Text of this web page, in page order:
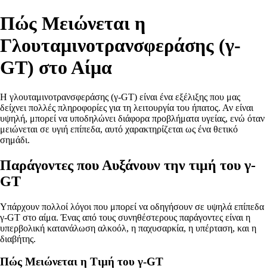
Πώς Μειώνεται η
Γλουταμινοτρανσφεράσης (γ-
GT) στο Αίμα
Η γλουταμινοτρανσφεράσης (γ-GT) είναι ένα εξέλιξης που μας
δείχνει πολλές πληροφορίες για τη λειτουργία του ήπατος. Αν είναι
υψηλή, μπορεί να υποδηλώνει διάφορα προβλήματα υγείας, ενώ όταν
μειώνεται σε υγιή επίπεδα, αυτό χαρακτηρίζεται ως ένα θετικό
σημάδι.
Παράγοντες που Αυξάνουν την τιμή του γ-
GT
Υπάρχουν πολλοί λόγοι που μπορεί να οδηγήσουν σε υψηλά επίπεδα
γ-GT στο αίμα. Ένας από τους συνηθέστερους παράγοντες είναι η
υπερβολική κατανάλωση αλκοόλ, η παχυσαρκία, η υπέρταση, και η
διαβήτης.
Πώς Μειώνεται η Τιμή του γ-GT